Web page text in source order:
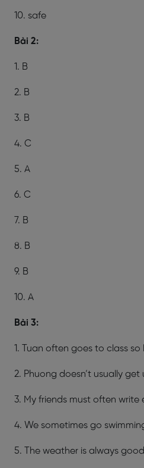
10. safe
Bài 2:
1. B
2. B
3. B
4. C
5. A
6. C
7. B
8. B
9. B
10. A
Bài 3:
1. Tuan often goes to class so
2. Phuong doesn’t usually get
3. My friends must often write
4. We sometimes go
5. The weather is always